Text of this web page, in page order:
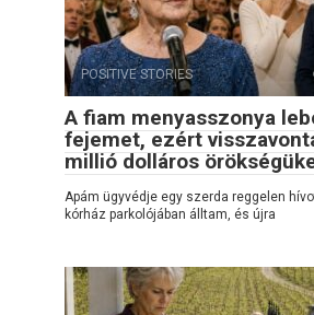
POSITIVE STORIES
A fiam menyasszonya
fejemet, ezért
millió dolláros
Apám ügyvédje egy szerda reggelen
kórház parkolójában álltam, és újra